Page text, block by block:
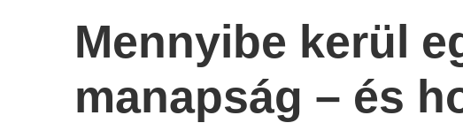
Mennyibe kerül
manapság – és